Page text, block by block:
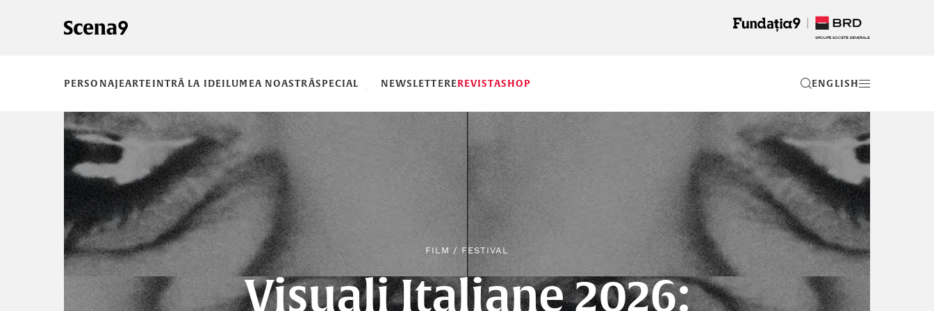
PERSONAJEARTEINTRĂ LA IDEILUMEA NOASTRĂSPECIAL NEWSLETTEREREVISTASHOP EN
FILM / FESTIVAL
Visuali Italiane 2026: